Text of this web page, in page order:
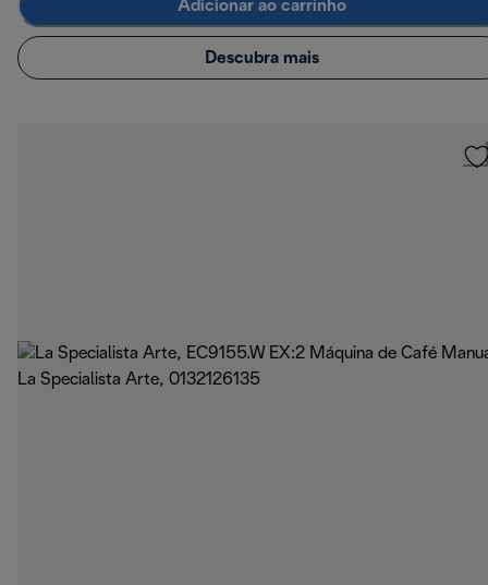
Adicionar ao carrinho
Descubra mais